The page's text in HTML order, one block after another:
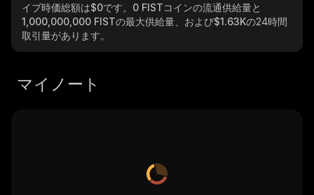
イブ時価総額は$0です。 0 FISTコインの流通供給量と
1,000,000,000 FISTの最大供給量、および$1.63Kの24時間
取引量があります。
マイノート